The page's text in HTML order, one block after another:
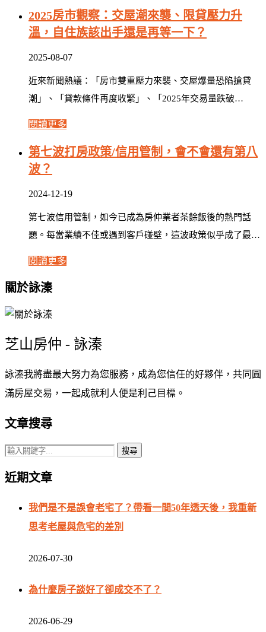
2025房市觀察：交屋潮來襲、限貸壓力升
溫，自住族該出手還是再等一下？
2025-08-07
近來新聞熱議：「房市雙重壓力來襲、交屋爆量恐陷搶貸
潮」、「貸款條件再度收緊」、「2025年交易量跌破…
閱讀更多
第七波打房政策/信用管制，會不會還有第八
波？
2024-12-19
第七波信用管制，如今已成為房仲業者茶餘飯後的熱門話
題。每當業績不佳或遇到客戶碰壁，這波政策似乎成了最…
閱讀更多
關於詠溱
芝山房仲 - 詠溱
詠溱我將盡最大努力為您服務，成為您信任的好夥伴，共同圓
滿房屋交易，一起成就利人便是利己目標。
文章搜尋
近期文章
我們是不是誤會老宅了？帶看一間50年透天後，我重新
思考老屋與危宅的差別
2026-07-30
為什麼房子談好了卻成交不了？
2026-06-29